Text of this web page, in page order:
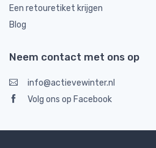
Een retouretiket krijgen
Blog
Neem contact met ons op
info@actievewinter.nl
Volg ons op Facebook